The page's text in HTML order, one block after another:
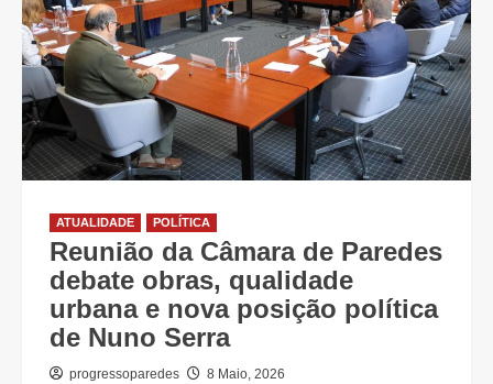
ATUALIDADE POLÍTICA
Reunião da Câmara de Paredes
debate obras, qualidade
urbana e nova posição política
de Nuno Serra
progressoparedes 8 Maio, 2026